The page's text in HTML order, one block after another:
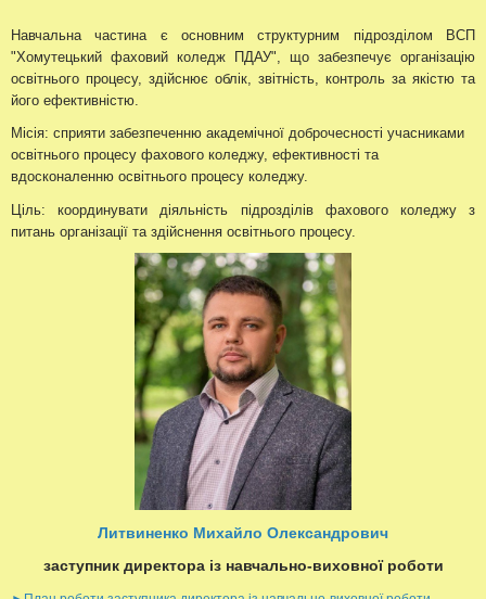
Навчальна частина є основним структурним підрозділом ВСП
"Хомутецький фаховий коледж ПДАУ", що забезпечує організацію
освітнього процесу, здійснює облік, звітність, контроль за якістю та
його ефективністю.
Місія: сприяти забезпеченню академічної доброчесності учасниками
освітнього процесу фахового коледжу, ефективності та
вдосконаленню освітнього процесу коледжу.
Ціль: координувати діяльність підрозділів фахового коледжу з
питань організації та здійснення освітнього процесу.
Литвиненко Михайло Олександрович
заступник директора із навчально-виховної роботи